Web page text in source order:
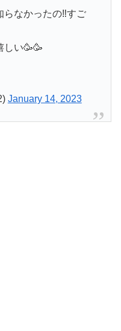
らなかったの‼️すご
しい🥳🥳
January 14, 2023